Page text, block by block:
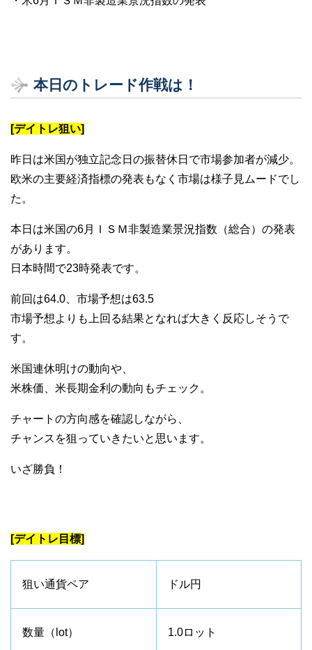
本日のトレード作戦は！
[デイトレ狙い]
昨日は米国が独立記念日の振替休日で市場参加者が減少。
欧米の主要経済指標の発表もなく市場は様子見ムードでし
た。
本日は米国の6月ＩＳＭ非製造業景況指数（総合）の発表
があります。
日本時間で23時発表です。
前回は64.0、市場予想は63.5
市場予想よりも上回る結果となれば大きく反応しそうで
す。
米国連休明けの動向や、
米株価、米長期金利の動向もチェック。
チャートの方向感を確認しながら、
チャンスを狙っていきたいと思います。
いざ勝負！
[デイトレ目標]
狙い通貨ペア ドル円
数量（lot） 1.0ロット